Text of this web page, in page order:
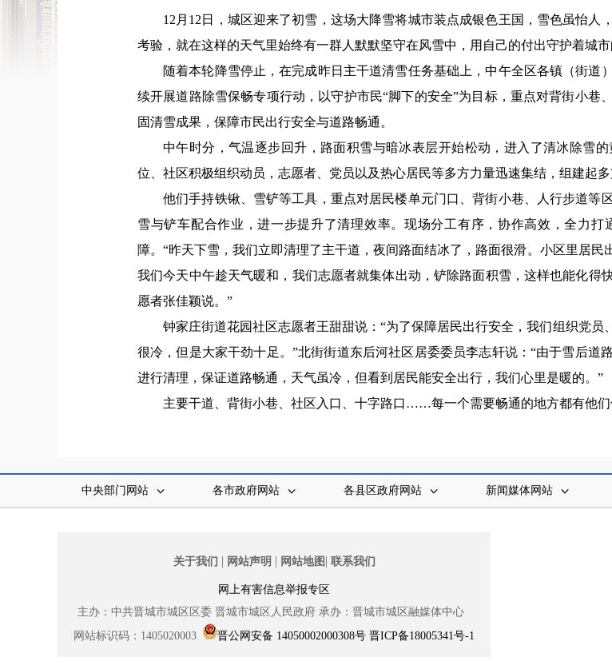
12月12日，城区迎来了初雪，这场大降雪将城市装点成银色王国，雪色虽怡
考验，就在这样的天气里始终有一群人默默坚守在风雪中，用自己的付出守护着城市
随着本轮降雪停止，在完成昨日主干道清雪任务基础上，中午全区各镇（街
续开展道路除雪保畅专项行动，以守护市民“脚下的安全”为目标，重点对背街小
固清雪成果，保障市民出行安全与道路畅通。
中午时分，气温逐步回升，路面积雪与暗冰表层开始松动，进入了清冰除雪
位、社区积极组织动员，志愿者、党员以及热心居民等多方力量迅速集结，组建起多
他们手持铁锹、雪铲等工具，重点对居民楼单元门口、背街小巷、人行步道等
雪与铲车配合作业，进一步提升了清理效率。现场分工有序，协作高效，全力
障。“昨天下雪，我们立即清理了主干道，夜间路面结冰了，路面很滑。小区里居民
我们今天中午趁天气暖和，我们志愿者就集体出动，铲除路面积雪，这样也能化得
愿者张佳颖说。”
钟家庄街道花园社区志愿者王甜甜说：“为了保障居民出行安全，我们组织党
很冷，但是大家干劲十足。”北街街道东后河社区居委委员李志轩说：“由于雪后道
进行清理，保证道路畅通，天气虽冷，但看到居民能安全出行，我们心里是暖的。”
主要干道、背街小巷、社区入口、十字路口……每一个需要畅通的地方都有他
中央部门网站 各市政府网站 各县区政府网站 新闻媒体网站
关于我们 | 网站声明 | 网站地图 | 联系我们
网上有害信息举报专区
主办：中共晋城市城区区委 晋城市城区人民政府 承办：晋城市城区融媒体中心
网站标识码：1405020003
晋公网安备 14050002000308号 晋ICP备18005341号-1